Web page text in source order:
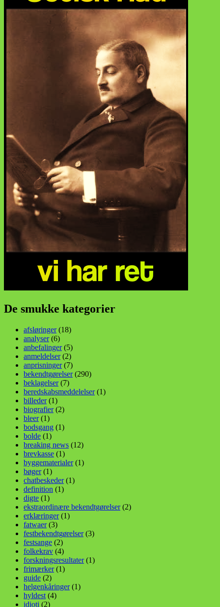
De smukke kategorier
afsløringer(18)
analyser(6)
anbefalinger(5)
anmeldelser(2)
anprisninger(7)
bekendtgørelser(290)
beklagelser(7)
beredskabsmeddelelser(1)
billeder(1)
biografier(2)
bleer(1)
bodsgang (1)
bolde (1)
breaking news (12)
brevkasse (1)
byggematerialer(1)
bøger(1)
chatbeskeder(1)
definition (1)
digte (1)
ekstraordinære bekendtgørelser(2)
erklæringer(1)
fatwaer(3)
festbekendtgørelser(3)
festsange (2)
folkekrav (4)
forskningsresultater(1)
frimærker(1)
guide (2)
helgenkåringer(1)
hyldest (4)
idioti (2)